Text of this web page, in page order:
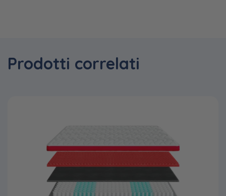
Prodotti correlati